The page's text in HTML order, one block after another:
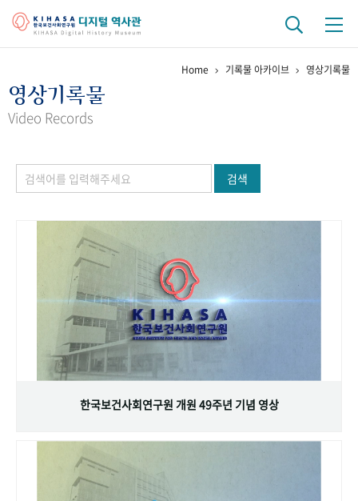
걸어온 길 기관 변천사
정책과 연구 키워드로 보는 연구 역사
연구자들
기록물 아카이브
사진 아카이브 문서 기록물 행정박물 영상 기록물
주년 기념
성과 50선 숫자로 보는 50년
VR 역사관
Home 기록물 아카이브 영상기록물
영상기록물
Video Records
검색
한국보건사회연구원 개원 49주년 기념 영상